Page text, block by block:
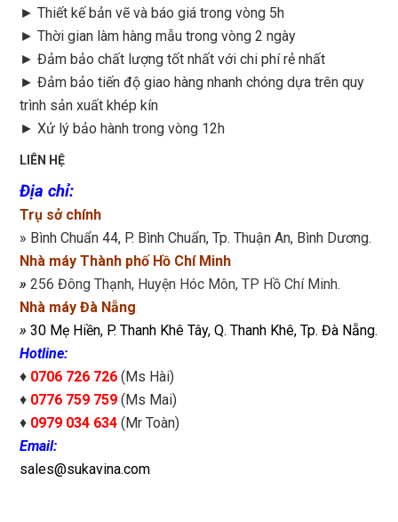
► Thiết kế bản vẽ và báo giá trong vòng 5h
► Thời gian làm hàng mẫu trong vòng 2 ngày
► Đảm bảo chất lượng tốt nhất với chi phí rẻ nhất
► Đảm bảo tiến độ giao hàng nhanh chóng dựa trên quy
trình sản xuất khép kín
► Xử lý bảo hành trong vòng 12h
LIÊN HỆ
Địa chỉ:
Trụ sở chính
» Bình Chuẩn 44, P. Bình Chuẩn, Tp. Thuận An, Bình Dương.
Nhà máy Thành phố Hồ Chí Minh
» 256 Đông Thạnh, Huyện Hóc Môn, TP Hồ Chí Minh.
Nhà máy Đà Nẵng
» 30 Mẹ Hiền, P. Thanh Khê Tây, Q. Thanh Khê, Tp. Đà Nẵng.
Hotline:
♦ 0706 726 726(Ms Hài)
♦ 0776 759 759(Ms Mai)
♦ 0979 034 634 (Mr Toàn)
Email:
sales@sukavina.com